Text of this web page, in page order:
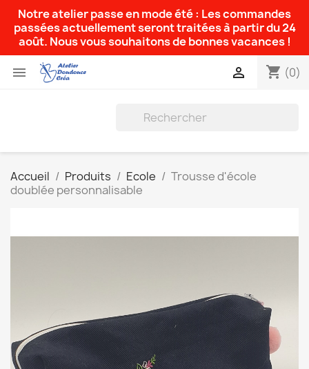
Notre atelier passe en mode été : Les commandes
passées actuellement seront traitées à partir du 24
août. Nous vous souhaitons de bonnes vacances !
 shopping_cart (0)

Accueil Produits Ecole
Trousse d'école
doublée personnalisable